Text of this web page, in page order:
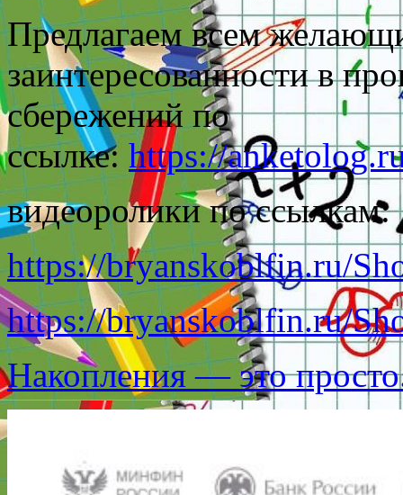
Предлагаем всем
заинтересованности в
сбережений по
ссылке:https://
видеоролики по ссылкам:
https://bryanskoblfin.ru/
https://bryanskoblfin.ru/
Накопления — это